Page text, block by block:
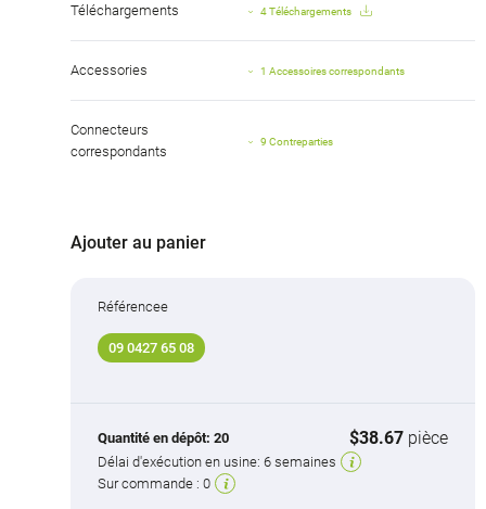
Téléchargements 4 Téléchargements
Accessories 1 Accessoires correspondants
Connecteurs
correspondants
9 Contreparties
Ajouter au panier
Référencee
09 0427 65 08
Quantité en dépôt: 20 $38.67 pièce
Délai d'exécution en usine: 6 semaines
Sur commande : 0